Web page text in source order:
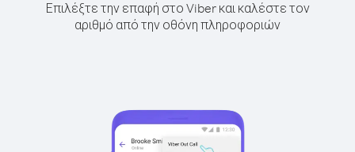
Επιλέξτε την επαφή στο Viber και καλέστε τον
αριθμό από την οθόνη πληροφοριών